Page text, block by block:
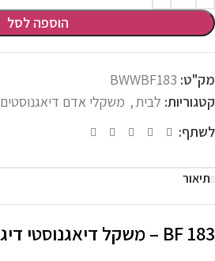
הוספה לסל
מק"ט: BWWBF183
קטגוריות: לבית, משקלי אדם דיאגנוסטים
לשתף:
תיאור
BF 183 – משקל דיאגנוסטי דיגיטלי עם תצוגת XL